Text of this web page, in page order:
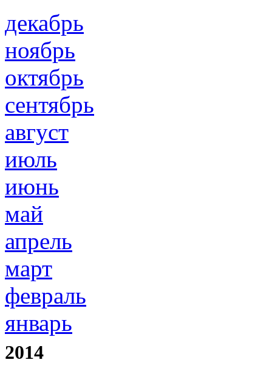
декабрь
ноябрь
октябрь
сентябрь
август
июль
июнь
май
апрель
март
февраль
январь
2014